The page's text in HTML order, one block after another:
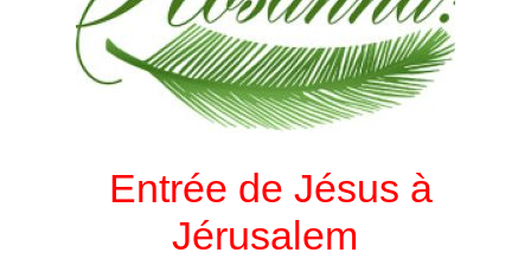
Entrée de Jésus à
Jérusalem